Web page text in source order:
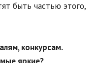
быть частью этого,
конкурсам.